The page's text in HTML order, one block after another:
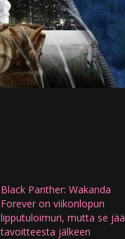
Black Panther: Wakanda
Forever on viikonlopun
lipputuloimuri, mutta se jää
tavoitteesta jälkeen